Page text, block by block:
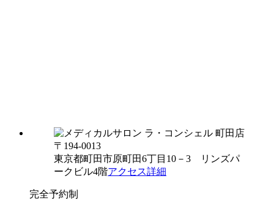
〒194-0013
東京都町田市原町田6丁目10－3 リンズパ
ークビル4階アクセス詳細
完全予約制